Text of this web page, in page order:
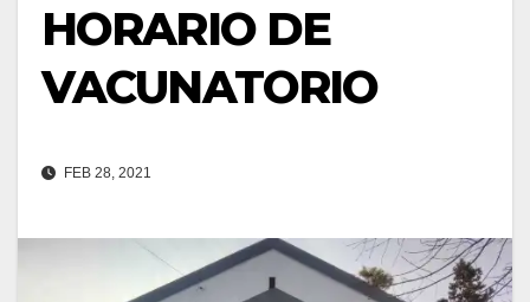
HORARIO DE
VACUNATORIO
FEB 28, 2021